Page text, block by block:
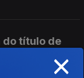
do título de
×